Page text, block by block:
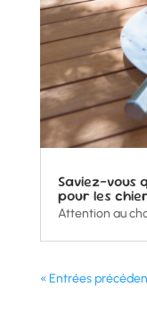
Saviez-vous
pour les
Attention au
« Entrées